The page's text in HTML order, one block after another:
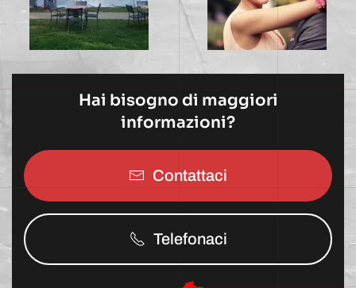
Hai bisogno di maggiori
informazioni?
Contattaci
Telefonaci